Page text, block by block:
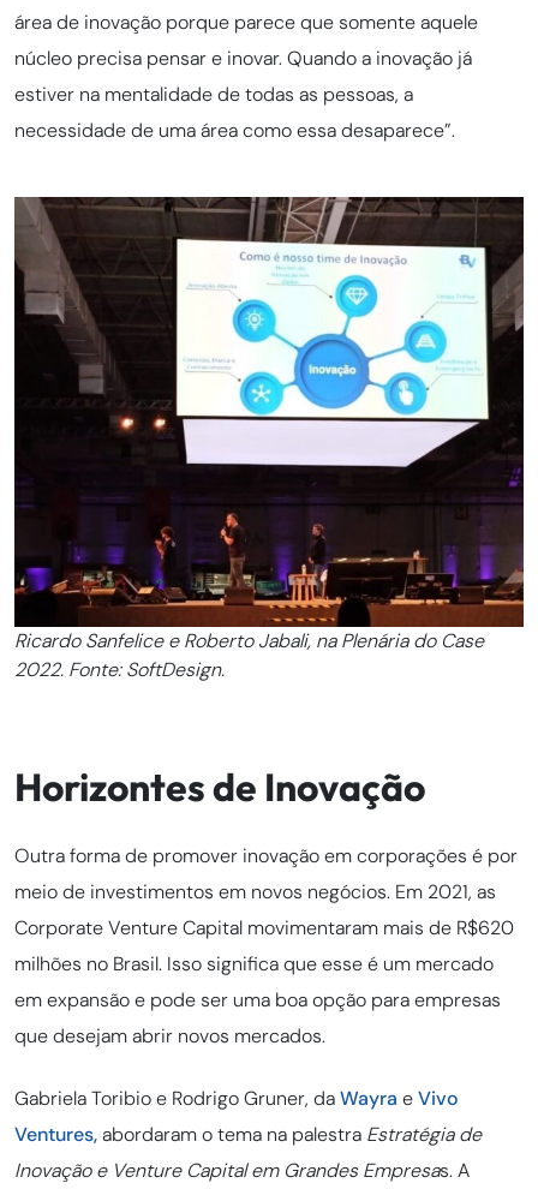
área de inovação porque parece que somente aquele
núcleo precisa pensar e inovar. Quando a inovação já
estiver na mentalidade de todas as pessoas, a
necessidade de uma área como essa desaparece”.
Ricardo Sanfelice e Roberto Jabali, na Plenária do Case
2022. Fonte: SoftDesign.
Horizontes de Inovação
Outra forma de promover inovação em corporações é por
meio de investimentos em novos negócios. Em 2021, as
Corporate Venture Capital movimentaram mais de R$620
milhões no Brasil. Isso significa que esse é um mercado
em expansão e pode ser uma boa opção para empresas
que desejam abrir novos mercados.
Gabriela Toribio e Rodrigo Gruner, daWayra eVivo
Ventures,abordaram o tema na palestra Estratégia de
Inovação e Venture Capital em Grandes Empresas. A